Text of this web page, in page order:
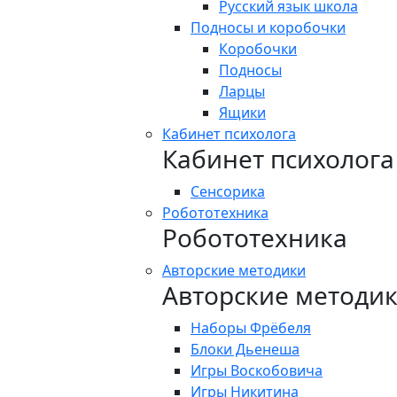
Русский язык школа
Подносы и коробочки
Коробочки
Подносы
Ларцы
Ящики
Кабинет психолога
Кабинет психолога
Сенсорика
Робототехника
Робототехника
Авторские методики
Авторские
Наборы Фрёбеля
Блоки Дьенеша
Игры Воскобовича
Игры Никитина